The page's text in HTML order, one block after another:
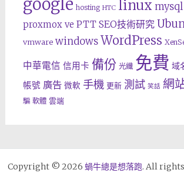
google hosting HTC linux mysql
proxmox ve PTT SEO技術研究
vmware windows WordPress
中華電信 信用卡 備份 光纖 免費 域
帳號 廣告 微軟 手機 更新 測試 笑話 網
騙 軟體 雲端
Copyright © 2026 蝸牛總是想落跑. All